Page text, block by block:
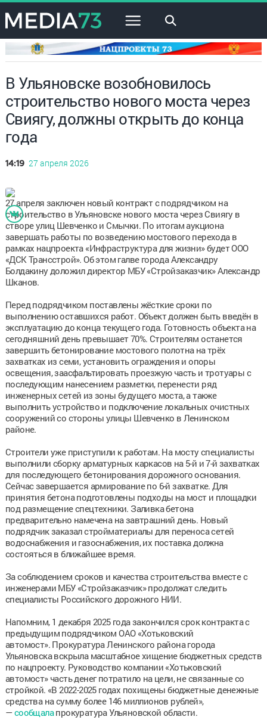
×
В Ульяновске возобновилось
строительство нового моста через
Свиягу, должны открыть до конца
года
14:19 27 апреля 2026
27 апреля заключен новый контракт с подрядчиком на
строительство в Ульяновске нового моста через Свиягу в
створе улиц Шевченко и Смычки. По итогам аукциона
завершать работы по возведению мостового перехода в
рамках нацпроекта «Инфраструктура для жизни» будет ООО
«ДСК Трансстрой». Об этом галве города Александру
Болдакину доложил директор МБУ «Стройзаказчик» Александр
Шканов.
Перед подрядчиком поставлены жёсткие сроки по
выполнению оставшихся работ. Объект должен быть введён в
эксплуатацию до конца текущего года. Готовность объекта на
сегодняшний день превышает 70%. Строителям останется
завершить бетонирование мостового полотна на трёх
захватках из семи, установить ограждения и опоры
освещения, заасфальтировать проезжую часть и тротуары с
последующим нанесением разметки, перенести ряд
инженерных сетей из зоны будущего моста, а также
выполнить устройство и подключение локальных очистных
сооружений со стороны улицы Шевченко в Ленинском
районе.
Строители уже приступили к работам. На мосту специалисты
выполнили сборку арматурных каркасов на 5-й и 7-й захватках
для последующего бетонирования дорожного основания.
Сейчас завершается армирование по 6-й захватке. Для
принятия бетона подготовлены подходы на мост и площадки
под размещение спецтехники. Заливка бетона
предварительно намечена на завтрашний день. Новый
подрядчик заказал стройматериалы для переноса сетей
водоснабжения и газоснабжения, их поставка должна
состояться в ближайшее время.
За соблюдением сроков и качества строительства вместе с
инженерами МБУ «Стройзаказчик» продолжат следить
специалисты Российского дорожного НИИ.
Напомним, 1 декабря 2025 года закончился срок контракта с
предыдущим подрядчиком ОАО «Хотьковский
автомост». Прокуратура Ленинского района города
Ульяновска вскрыла масштабное хищение бюджетных средств
по нацпроекту. Руководство компании «Хотьковский
автомост» часть денег потратило на цели, не связанные со
стройкой. «В 2022-2025 годах похищены бюджетные денежные
средства на сумму более 146 миллионов рублей»,
—сообщалапрокуратура Ульяновской области.